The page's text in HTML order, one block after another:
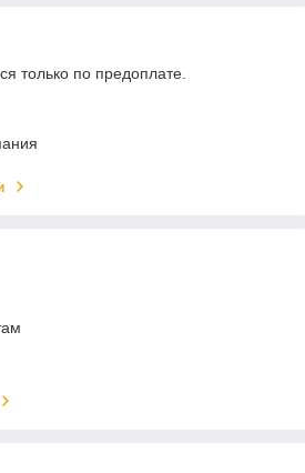
только по предоплате.